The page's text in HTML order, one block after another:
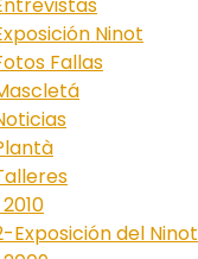
Ninot
Fallas
Exposición del Ninot